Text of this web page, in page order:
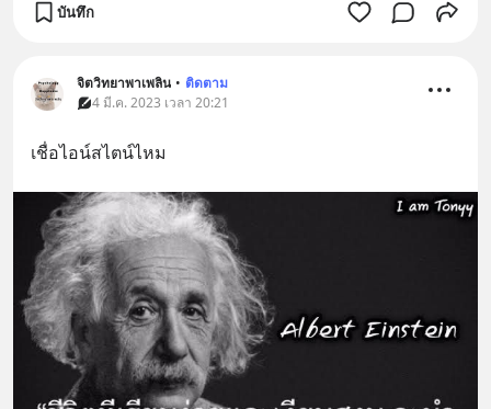
บันทึก
จิตวิทยาพาเพลิน • ติดตาม
4 มี.ค. 2023 เวลา 20:21
เชื่อไอน์สไตน์ไหม